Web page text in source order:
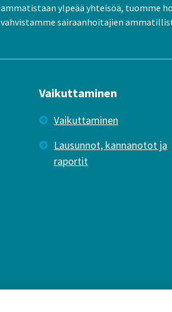
ammatistaan ylpeää yhteisöä, tuomme
vahvistamme sairaanhoitajien
Vaikuttaminen
Vaikuttaminen
Lausunnot, kannanotot ja
raportit